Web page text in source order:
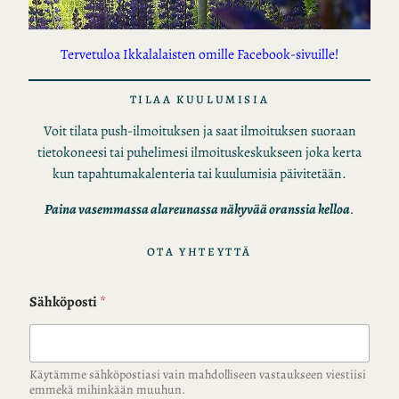
Tervetuloa Ikkalalaisten omille Facebook-sivuille!
TILAA KUULUMISIA
Voit tilata push-ilmoituksen ja saat ilmoituksen suoraan
tietokoneesi tai puhelimesi ilmoituskeskukseen joka kerta
kun tapahtumakalenteria tai kuulumisia päivitetään.
Paina vasemmassa alareunassa näkyvää oranssia kelloa.
OTA YHTEYTTÄ
Sähköposti*
Käytämme sähköpostiasi vain mahdolliseen vastaukseen viestiisi
emmekä mihinkään muuhun.